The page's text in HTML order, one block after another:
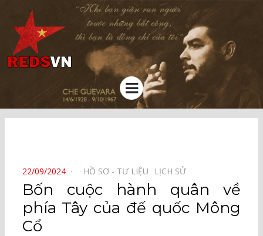
Kênh chia sẻ tri thức cộng đồng
Menu
POSTED
ON
22/09/2024 HỒ SƠ - TƯ LIỆU⠀ LỊCH SỬ⠀
Bốn cuộc hành quân về
phía Tây của đế quốc Mông
Cổ